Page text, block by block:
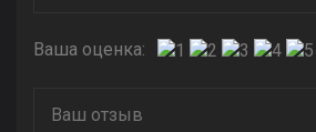
Ваша оценка: